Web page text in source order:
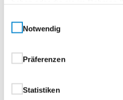
Notwendig
Präferenzen
Statistiken
RAL 9007 Graualuminium
innen hochwertige
Beschläge und